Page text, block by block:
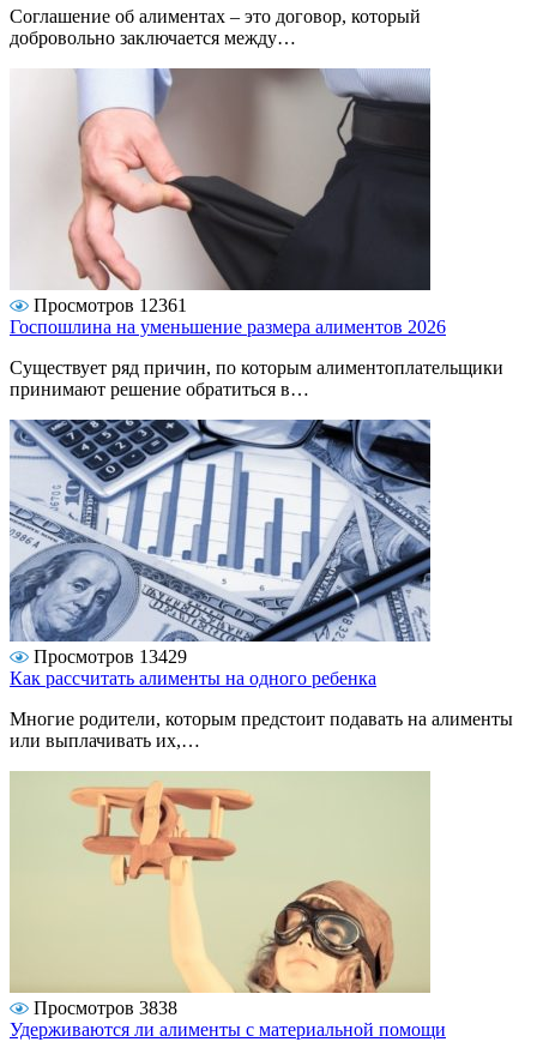
Соглашение об алиментах – это договор, который
добровольно заключается между…
Просмотров 12361
Госпошлина на уменьшение размера алиментов 2026
Существует ряд причин, по которым алиментоплательщики
принимают решение обратиться в…
Просмотров 13429
Как рассчитать алименты на одного ребенка
Многие родители, которым предстоит подавать на алименты
или выплачивать их,…
Просмотров 3838
Удерживаются ли алименты с материальной помощи